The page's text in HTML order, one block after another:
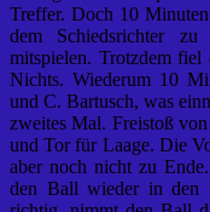
Treffer. Doch 10
dem Schiedsrichter
mitspielen. Trotzdem
Nichts. Wiederum 10
und C. Bartusch, was
zweites Mal. Freistoß
und Tor für Laage. Die
aber noch nicht zu
den Ball wieder in den